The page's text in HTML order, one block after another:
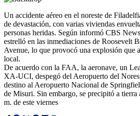
Un accidente aéreo en el noreste de
de devastación, con varias viviendas
personas heridas. Según informó CBS
estrelló en las inmediaciones de Roosevelt
Avenue, lo que provocó una explosión que
local.
De acuerdo con la FAA, la aeronave, un
XA-UCI, despegó del Aeropuerto del
destino al Aeropuerto Nacional de
de Misuri. Sin embargo, se precipitó a tierra
m. de este viernes